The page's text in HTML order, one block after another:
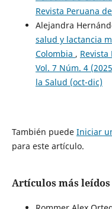
Revista Peruana
Alejandra
salud y lactancia
Colombia , Revista
Vol. 7 Núm. 4
la Salud (oct-dic)
También puede Iniciar
para este artículo.
Artículos más